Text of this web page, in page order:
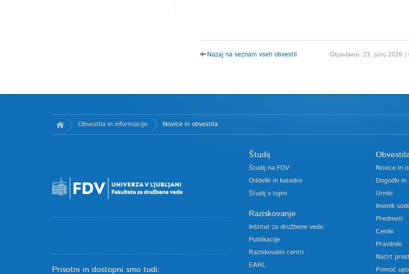
Nazaj na seznam vseh obvestil Objavljeno: 23. junij 2026 |
Obvestila in informacije Novice in obvestila
Prisotni in dostopni smo tudi:
Študij
Študij na FDV
Oddelki in katedre
Študij v tujini
Raziskovanje
Inštitut za družbene vede
Publikacije
Raziskovalni centri
EARL
Novice in
Dogodki in
Urniki
Imenik
Predmeti
Ceniki
Pravilniki
Načrt
Pomoč